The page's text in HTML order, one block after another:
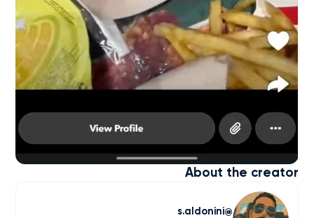
About the creator
s.aldonini